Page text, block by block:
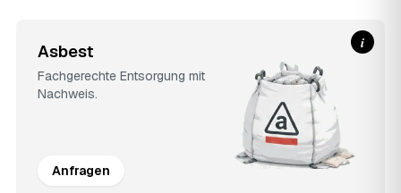
Asbest
Fachgerechte Entsorgung mit
Nachweis.
Anfragen
i